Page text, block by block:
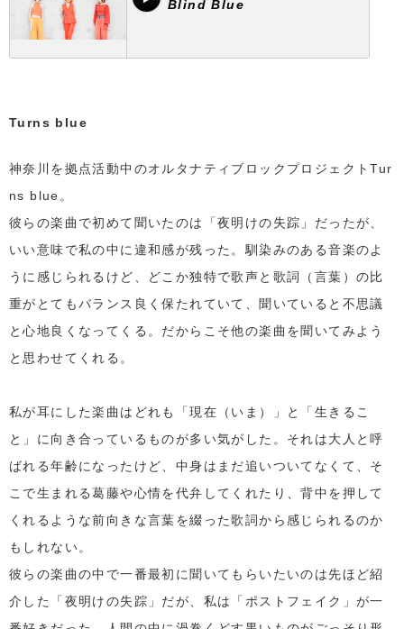
Turns blue
神奈川を拠点活動中のオルタナティブロックプロジェクトTur
ns blue。
彼らの楽曲で初めて聞いたのは「夜明けの失踪」だったが、
いい意味で私の中に違和感が残った。馴染みのある音楽のよ
うに感じられるけど、どこか独特で歌声と歌詞（言葉）の比
重がとてもバランス良く保たれていて、聞いていると不思議
と心地良くなってくる。だからこそ他の楽曲を聞いてみよう
と思わせてくれる。
私が耳にした楽曲はどれも「現在（いま）」と「生きるこ
と」に向き合っているものが多い気がした。それは大人と呼
ばれる年齢になったけど、中身はまだ追いついてなくて、そ
こで生まれる葛藤や心情を代弁してくれたり、背中を押して
くれるような前向きな言葉を綴った歌詞から感じられるのか
もしれない。
彼らの楽曲の中で一番最初に聞いてもらいたいのは先ほど紹
介した「夜明けの失踪」だが、私は「ポストフェイク」が一